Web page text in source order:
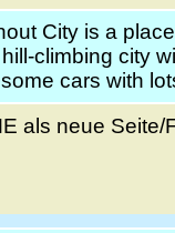
City is a
climbing city
cars with
als neue